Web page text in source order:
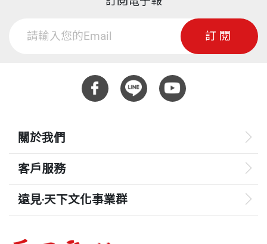
訂閱
關於我們
客戶服務
遠見‧天下文化事業群